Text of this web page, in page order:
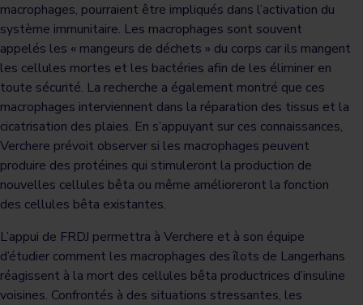
macrophages, pourraient être impliqués dans l’activation du
système immunitaire. Les macrophages sont souvent
appelés les « mangeurs de déchets » du corps car ils mangent
les cellules mortes et les bactéries afin de les éliminer en
toute sécurité. La recherche a également montré que ces
macrophages interviennent dans la réparation des tissus et la
cicatrisation des plaies. En s’appuyant sur ces connaissances,
Verchere prévoit observer si les macrophages peuvent
produire des protéines qui stimuleront la production de
nouvelles cellules bêta ou même amélioreront la fonction
des cellules bêta existantes.
L’appui de FRDJ permettra à Verchere et à son équipe
d’étudier comment les macrophages des îlots de Langerhans
réagissent à la mort des cellules bêta productrices d’insuline
voisines. Confrontés à des situations stressantes, les